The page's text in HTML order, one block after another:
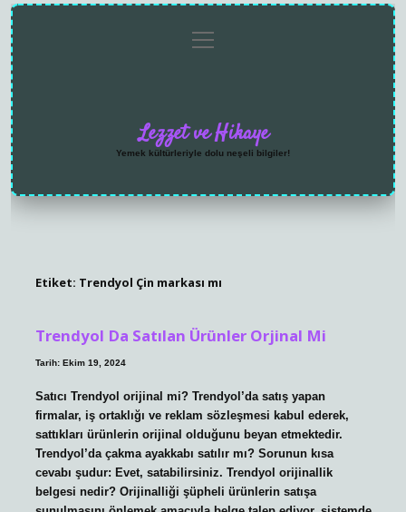
menüyü
aç
Lezzet ve Hikaye
Yemek kültürleriyle dolu neşeli bilgiler!
Etiket: Trendyol Çin markası mı
Trendyol Da Satılan Ürünler Orjinal Mi
Tarih: Ekim 19, 2024
Satıcı Trendyol orijinal mi? Trendyol’da satış yapan
firmalar, iş ortaklığı ve reklam sözleşmesi kabul ederek,
sattıkları ürünlerin orijinal olduğunu beyan etmektedir.
Trendyol’da çakma ayakkabı satılır mı? Sorunun kısa
cevabı şudur: Evet, satabilirsiniz. Trendyol orijinallik
belgesi nedir? Orijinalliği şüpheli ürünlerin satışa